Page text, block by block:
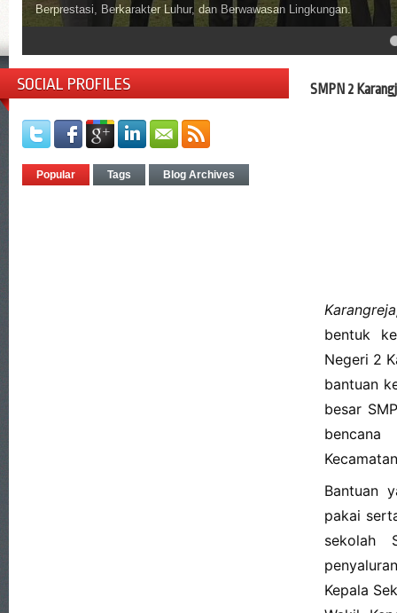
SOCIAL PROFILES
Popular Tags Blog Archives
SMPN 2
bentuk
Negeri 2
bantuan
besar
Bantuan
pakai
sekolah
Kepala